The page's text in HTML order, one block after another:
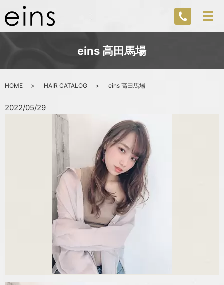
eins 高田馬場
HOME HAIR CATALOG eins 高田馬場
2022/05/29